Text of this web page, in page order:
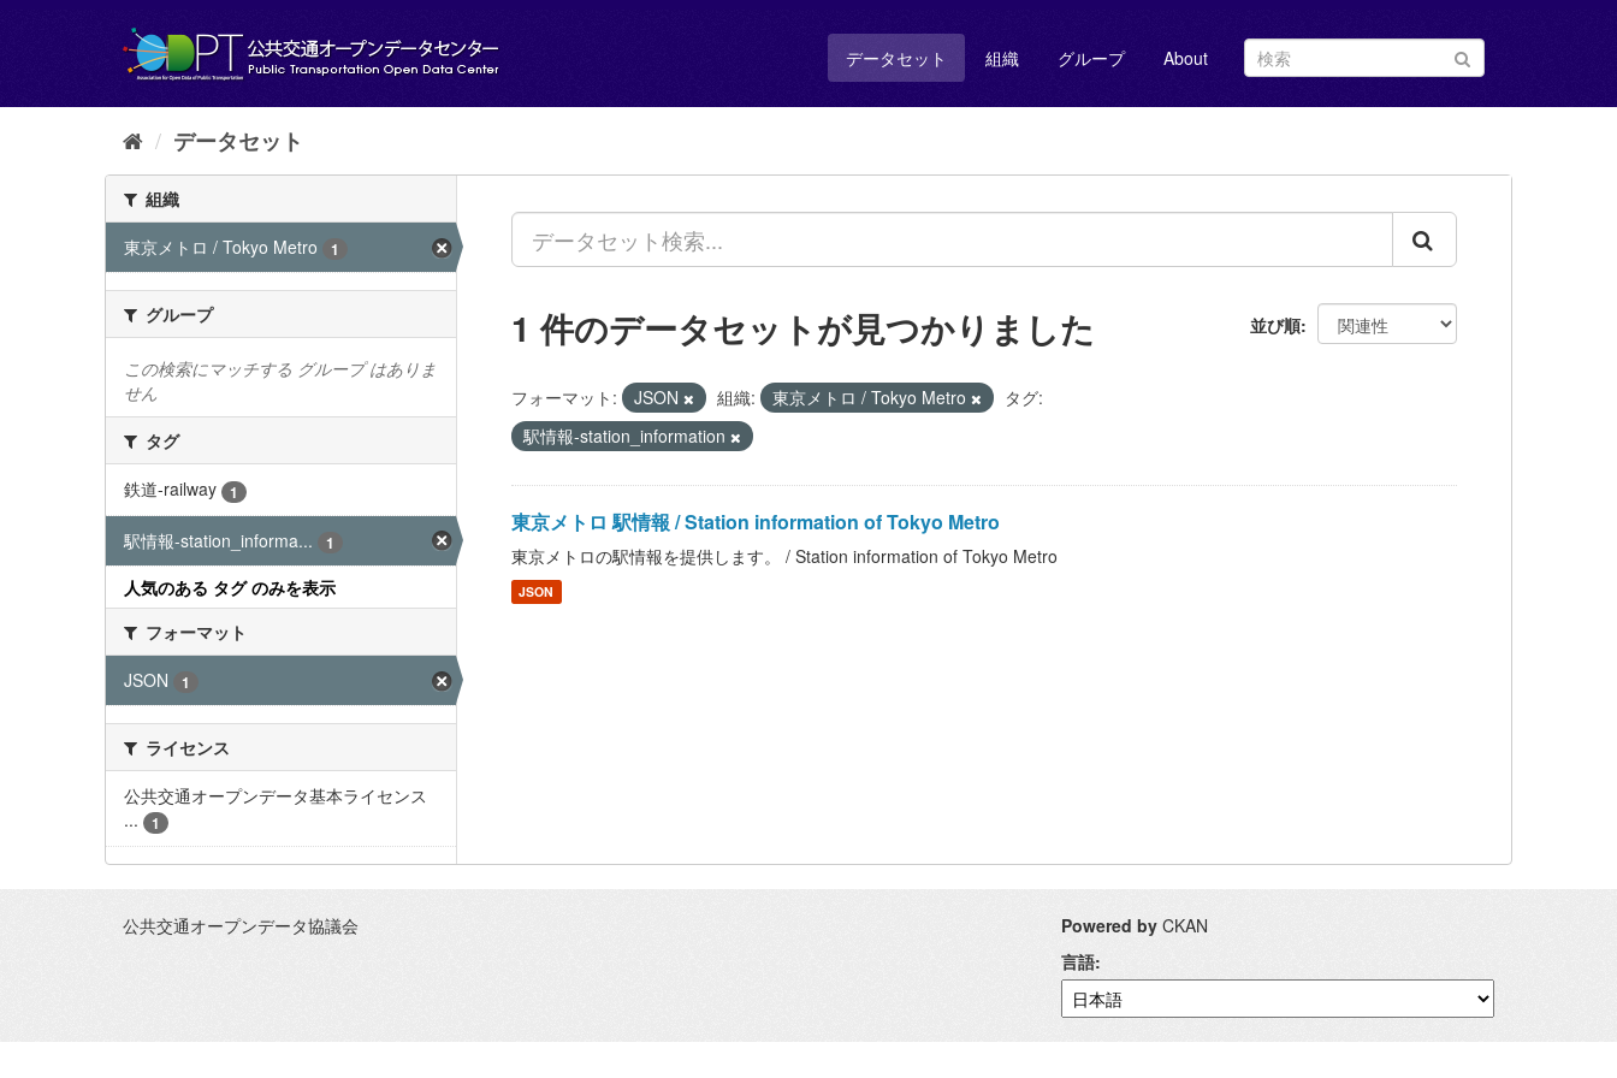
し
データセット 組織 グループ About
データセット
組織
東京メトロ / Tokyo Metro
1
グループ
この検索にマッチする グループ はありま
せん
タグ
鉄道-railway
1
駅情報-station_informa... 1
人気のある タグ のみを表示
フォーマット
JSON
1
ライセンス
公共交通オープンデータ基本ライセンス
...
1
並び順
1 件のデータセットが見つかりました
フォーマット: JSON 組織: 東京メトロ / Tokyo Metro
タグ:
駅情報-station_information
東京メトロ 駅情報 / Station information of Tokyo Metro
東京メトロの駅情報を提供します。 / Station information of Tokyo Metro
JSON
公共交通オープンデータ協議会 Powered by CKAN
言語